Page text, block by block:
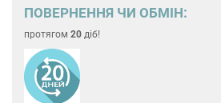
ПОВЕРНЕННЯ ЧИ ОБМІН:
протягом 20 діб!